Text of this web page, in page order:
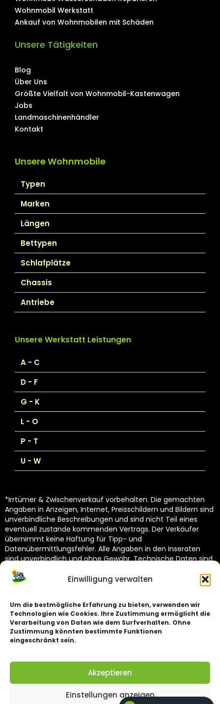
Einwilligung verwalten
Um die bestmögliche Erfahrung zu bieten, verwenden wir
Technologien wie Cookies. Ihre Zustimmung ermöglicht die
Verarbeitung von Daten wie dem Surfverhalten. Ohne
Zustimmung könnten bestimmte Funktionen
eingeschränkt sein.
Akzeptieren
Einstellungen anzeigen
Wohnmobil Werkstatt
Ankauf von Wohnmobilen mit Schäden
Unsere Tätigkeiten
Blog
Über Uns
Größte Vielfalt von Wohnmobil-Kastenwagen
Jobs
Landmaschinenhändler
Kontakt
Unsere Wohnmobile
Typen
Marken
Längen
Bettypen
Schlafplätze
Chassis
Antriebe
Unsere Werkstatt Leistungen
A - C
D - F
G - K
L - O
P - T
U - W
*Irrtümer & Zwischenverkauf vorbehalten. Die gemachten
Angaben in Anzeigen, Internet, Preisschildern und Bildern sind
unverbindliche Beschreibungen und sind nicht Teil eines
eventuell zustande kommenden Vertrags. Der Verkäufer
übernimmt keine Haftung für Tipp- und
Datenübermittlungsfehler. Alle Angaben in den Inseraten
sind unverbindlich und ohne Gewähr. Technische Daten sind
vom Hersteller übernommen und unterliegen Toleranzen
(siehe Technische Kataloge des Herstellers). Dekoration
nicht im Lieferumfang.
Impressum